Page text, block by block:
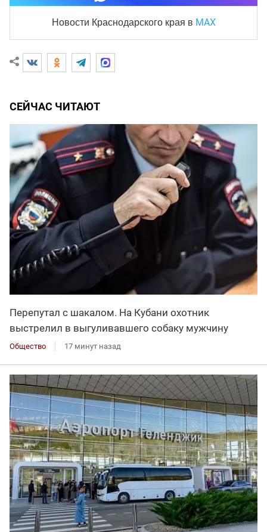
Новости Краснодарского края в MAX
СЕЙЧАС ЧИТАЮТ
Перепутал с шакалом. На Кубани охотник
выстрелил в выгуливавшего собаку мужчину
Общество 17 минут назад